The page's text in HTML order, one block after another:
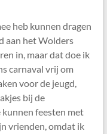
heb kunnen dragen
aan het Wolders
in, maar dat doe ik
carnaval vrij om
voor de jeugd,
bij de
kunnen feesten met
vrienden, omdat ik